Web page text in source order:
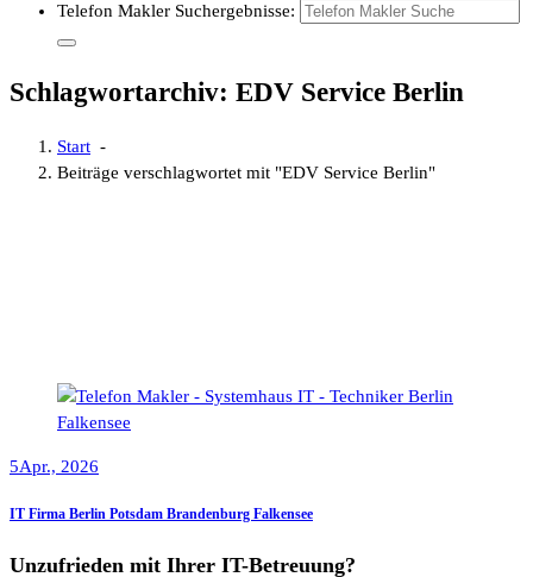
Telefon Makler Suchergebnisse:
Schlagwortarchiv: EDV Service Berlin
Start -
Beiträge verschlagwortet mit "EDV Service Berlin"
5Apr., 2026
IT Firma Berlin Potsdam Brandenburg Falkensee
Unzufrieden mit Ihrer IT-Betreuung?